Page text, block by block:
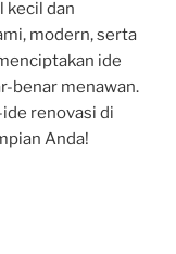
kecil dan
modern, serta
ide
benar menawan.
renovasi di
Anda!